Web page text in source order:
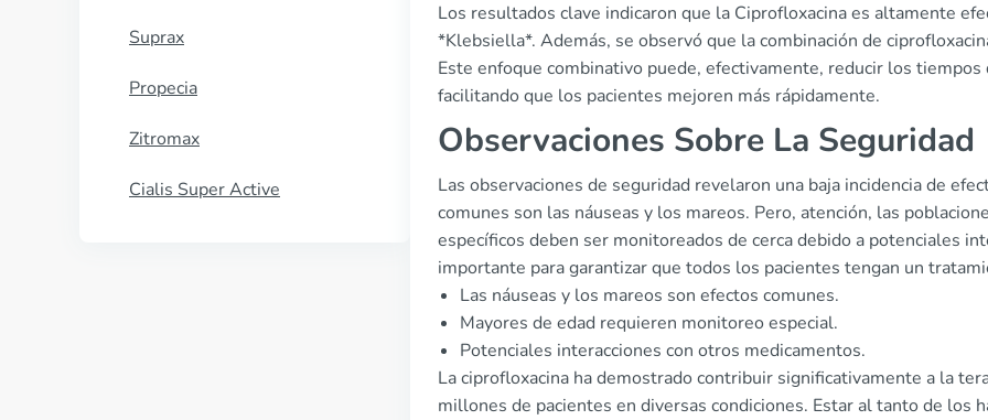
Suprax
Propecia
Zitromax
Cialis Super Active
Los resultados clave indicaron que la Ciprofloxacina es altamente
*Klebsiella*. Además, se observó que la combinación de
Este enfoque combinativo puede, efectivamente, reducir los
facilitando que los pacientes mejoren más rápidamente.
Observaciones Sobre La Seguridad
Las observaciones de seguridad revelaron una baja incidencia de
comunes son las náuseas y los mareos. Pero, atención, las
específicos deben ser monitoreados de cerca debido a potenciales
importante para garantizar que todos los pacientes tengan un
Las náuseas y los mareos son efectos comunes.
Mayores de edad requieren monitoreo especial.
Potenciales interacciones con otros medicamentos.
La ciprofloxacina ha demostrado contribuir significativamente a la
millones de pacientes en diversas condiciones. Estar al tanto de los